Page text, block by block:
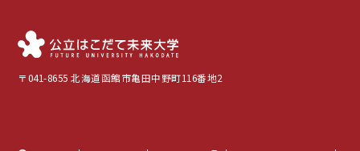
〒041-8655 北海道函館市亀田中野町116番地2